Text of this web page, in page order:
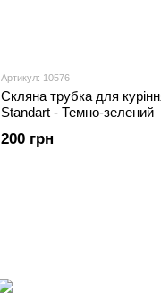
Артикул: 10576
Скляна трубка для
Standart - Темно-зелений
200 грн